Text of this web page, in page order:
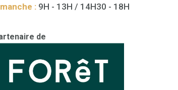
: 9H - 13H / 14H30 - 18H
de